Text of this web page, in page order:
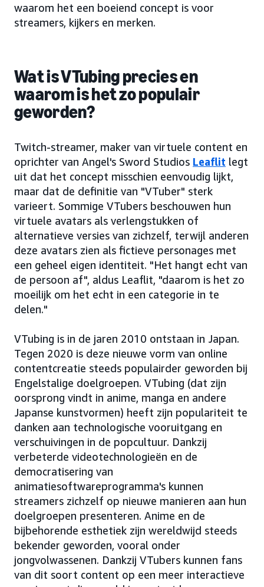
waarom het een boeiend concept is voor
streamers, kijkers en merken.
Wat is VTubing precies en
waarom is het zo populair
geworden?
Twitch-streamer, maker van virtuele content en
oprichter van Angel's Sword Studios Leaflit legt
uit dat het concept misschien eenvoudig lijkt,
maar dat de definitie van "VTuber" sterk
varieert. Sommige VTubers beschouwen hun
virtuele avatars als verlengstukken of
alternatieve versies van zichzelf, terwijl anderen
deze avatars zien als fictieve personages met
een geheel eigen identiteit. "Het hangt echt van
de persoon af", aldus Leaflit, "daarom is het zo
moeilijk om het echt in een categorie in te
delen."
VTubing is in de jaren 2010 ontstaan in Japan.
Tegen 2020 is deze nieuwe vorm van online
contentcreatie steeds populairder geworden bij
Engelstalige doelgroepen. VTubing (dat zijn
oorsprong vindt in anime, manga en andere
Japanse kunstvormen) heeft zijn populariteit te
danken aan technologische vooruitgang en
verschuivingen in de popcultuur. Dankzij
verbeterde videotechnologieën en de
democratisering van
animatiesoftwareprogramma's kunnen
streamers zichzelf op nieuwe manieren aan hun
doelgroepen presenteren. Anime en de
bijbehorende esthetiek zijn wereldwijd steeds
bekender geworden, vooral onder
jongvolwassenen. Dankzij VTubers kunnen fans
van dit soort content op een meer interactieve